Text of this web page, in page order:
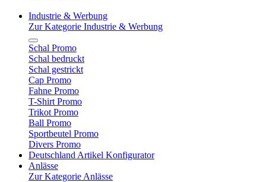
Industrie & Werbung
Zur Kategorie Industrie & Werbung
Schal Promo
Schal bedruckt
Schal gestrickt
Cap Promo
Fahne Promo
T-Shirt Promo
Trikot Promo
Ball Promo
Sportbeutel Promo
Divers Promo
Deutschland Artikel Konfigurator
Anlässe
Zur Kategorie Anlässe